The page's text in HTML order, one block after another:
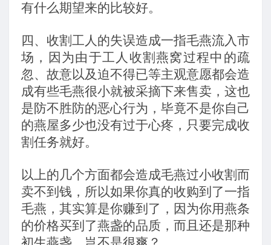
有什么期望来的比较好。
四、收割工人的失误造成一指毛燕流入市
场，因为由于工人收割燕窝过程中的疏
忽、故意以及迫不得已等主观意愿都会造
成有些毛燕很小就被采摘下来售卖，这也
是防不胜防的恶心行为，毕竟不是你自己
的燕屋多少也没有过于心疼，只要完成收
割任务就好。
以上的几个方面都会造成毛燕过小收割而
卖不到钱，所以如果你真的收购到了一指
毛燕，其实算是你赚到了，因为你用燕条
的价格买到了燕盏的品质，而且还是那种